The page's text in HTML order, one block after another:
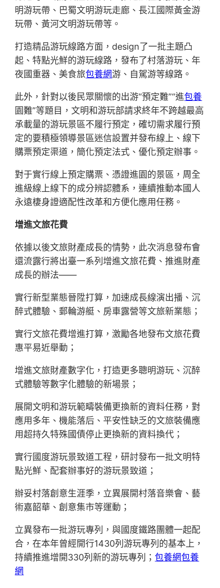
明游玩帶、巴蜀文明游玩走廊、長江國際黃金游
玩帶、黃河文明游玩帶等。
打造精品游玩線路方面，design了一批主題凸
起、特點光鮮的游玩線路，發布了村落游玩、年
夜國重器、美食旅包養網游、自駕游等線路。
此外，針對以後民眾關懷的出游“預定難”“進包養
園難”等題目，文明和游玩部請求終年不跨越最高
承載量的游玩景區不履行預定，確切需求履行預
定的要積極領導景區迷信設置并發布線上、線下
購票預定渠道，簡化預定法式、優化預定辦事。
對于實行線上預定購票、憑證進園的景區，周全
進級線上線下的成分辨認體系，連續推動本國人
永遠棲身證適配性改革和方便化應用任務。
增進文旅花費
依據以後文旅財產成長的情勢，此次消息發布會
還流露行將出臺一系列增進文旅花費、推進財產
成長的辦法——
實行新型業態晉陞打算，加速成長線演出播、沉
醉式體驗、郵輪游艇、房車露營等文旅新業態；
實行文旅花費增進打算，激勵各地發布文旅花費
惠平易近舉動；
增進文旅財產數字化，打造更多聰明游玩、沉醉
式體驗等數字化體驗的新場景；
展開文明和游玩範疇裝備更換新的資料任務，對
應用多年、機能落后、平安性缺乏的文旅裝備應
用超持久特殊國債停止更換新的資料換代；
實行國度游玩景致道工程，研討發布一批文明特
點光鮮、配套辦事好的游玩景致道；
辦妥村落創意生涯季，立異展開村落音樂會、藝
術嘉韶華、創意集市等運動；
立異發布一批游玩專列，與國度鐵路團體一起配
合，在本年曾經開行1430列游玩專列的基本上，
持續推進增開330列新的游玩專列；包養網包養
網